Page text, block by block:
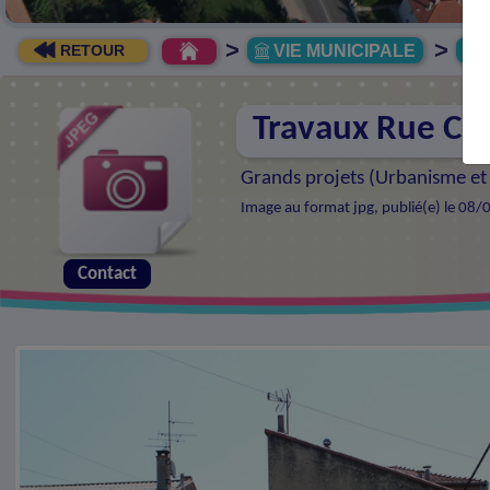
RETOUR > VIE MUNICIPALE >
Travaux Rue C.
Grands projets (Urbanisme
Image au format jpg, publié(e) le
Contact